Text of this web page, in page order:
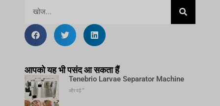
आपको यह भी पसंद आ सकता हैं
Tenebrio Larvae Separator Machine
और पढ़ें "